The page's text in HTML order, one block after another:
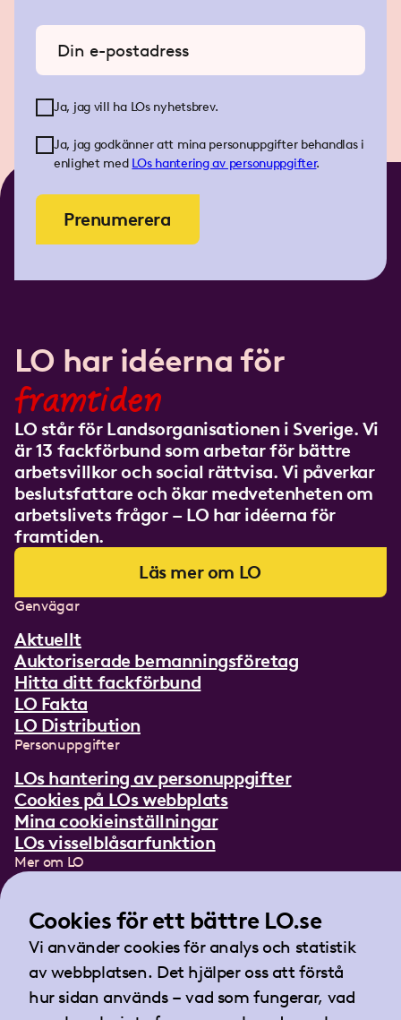
Ange din e-postadress
Ja, jag vill ha LOs nyhetsbrev.
Ja, jag godkänner att mina personuppgifter behandlas i
enlighet med LOs hantering av personuppgifter.
Prenumerera
LO har idéerna för
framtiden
LO står för Landsorganisationen i Sverige. Vi
är 13 fackförbund som arbetar för bättre
arbetsvillkor och social rättvisa. Vi påverkar
beslutsfattare och ökar medvetenheten om
arbetslivets frågor – LO har idéerna för
framtiden.
Läs mer om LO
Genvägar
Aktuellt
Auktoriserade bemanningsföretag
Hitta ditt fackförbund
LO Fakta
LO Distribution
Personuppgifter
LOs hantering av personuppgifter
Cookies på LOs webbplats
Mina cookieinställningar
LOs visselblåsarfunktion
Mer om LO
Lättläst om LO
Teckenspråksfilm
Tidningen Arbetet
Landsorganisationen i Sverige
Barnhusgatan 18
Cookies för ett bättre LO.se
Vi använder cookies för analys och statistik
av webbplatsen. Det hjälper oss att förstå
hur sidan används – vad som fungerar, vad